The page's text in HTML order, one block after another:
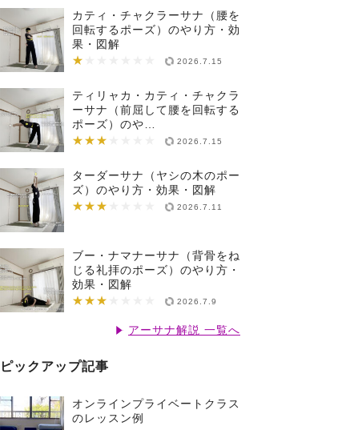
カティ・チャクラーサナ（腰を
回転するポーズ）のやり方・効
果・図解
★
★★★★★★★ 2026.7.15
ティリャカ・カティ・チャクラ
ーサナ（前屈して腰を回転する
ポーズ）のや…
★★★
★★★★★★★ 2026.7.15
ターダーサナ（ヤシの木のポー
ズ）のやり方・効果・図解
★★★
★★★★★★★ 2026.7.11
ブー・ナマナーサナ（背骨をね
じる礼拝のポーズ）のやり方・
効果・図解
★★★
★★★★★★★ 2026.7.9
アーサナ解説 一覧へ
ピックアップ記事
オンラインプライベートクラス
のレッスン例